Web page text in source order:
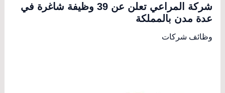
شركة المراعي تعلن عن 39 وظيفة شاغرة في
عدة مدن بالمملكة
وظائف شركات